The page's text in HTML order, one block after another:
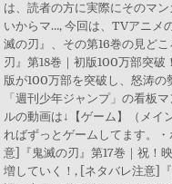
は、読者の方に実際にそのマ
いからマ…, 今回は、TVアニメ
滅の刃』、その第16巻の見ど
刃』第18巻｜初版100万部突破
版が100万部を突破し、怒涛
「週刊少年ジャンプ」の看板
ルの動画は↓【ゲーム】（メイ
ればずっとゲームしてます。
意]『鬼滅の刃』第17巻｜祝！
増していく！, [ネタバレ注意]